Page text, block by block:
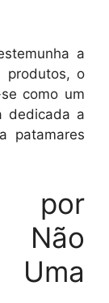
a
produtos, o
como um
dedicada a
patamares